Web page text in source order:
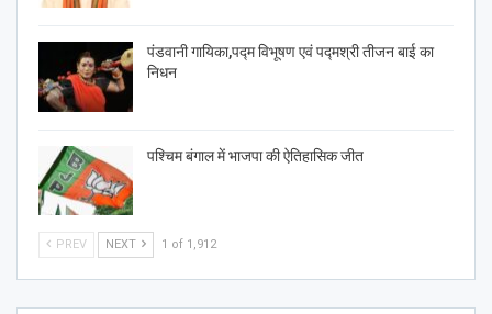
पंडवानी गायिका,पद्म विभूषण एवं पद्मश्री तीजन बाई का
निधन
पश्चिम बंगाल में भाजपा की ऐतिहासिक जीत
PREV NEXT 1 of 1,912